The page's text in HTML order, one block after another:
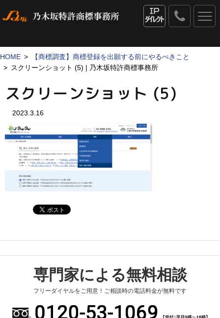
53-
1069
HOME
【商標調査】商標登録を出願する前にやるべきこと
スクリーンショット (5) | 乃木坂特許商標事務所
スクリーンショット (5)
2023.3.16
専門家による無料相談
フリーダイヤルをご用意！ご相談時の電話料金が無料です